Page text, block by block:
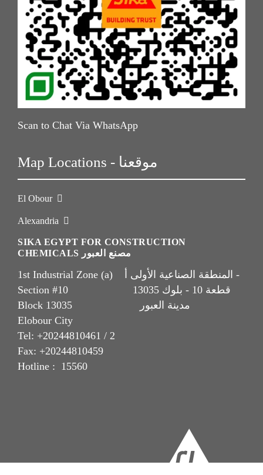
Scan to Chat Via WhatsApp
Map Locations - موقعنا
El Obour
Alexandria
SIKA EGYPT FOR CONSTRUCTION
CHEMICALS مصنع العبور
1st Industrial Zone (a) المنطقة الصناعية الأولى أ -
Section #10 قطعة 10 - بلوك 13035
Block 13035 مدينة العبور
Elobour City
Tel: +20244810461 / 2
Fax: +20244810459
Hotline : 15560